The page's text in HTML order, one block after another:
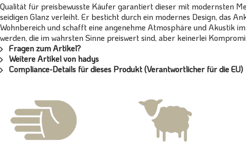
Qualität für preisbewusste Käufer garantiert dieser mit modernsten
seidigen Glanz verleiht. Er besticht durch ein modernes Design, das
Wohnbereich und schafft eine angenehme Atmosphäre und Akustik
werden, die im wahrsten Sinne preiswert sind, aber keinerlei
Fragen zum Artikel?
Weitere Artikel von hadys
Compliance-Details für dieses Produkt (Verantwortlicher für die EU)